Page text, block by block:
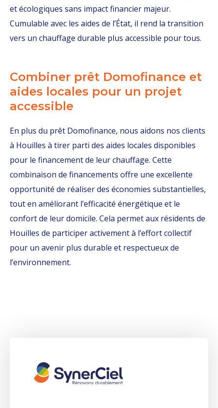
et écologiques sans impact financier majeur.
Cumulable avec les aides de l’État, il rend la transition
vers un chauffage durable plus accessible pour tous.
Combiner prêt Domofinance et
aides locales pour un projet
accessible
En plus du prêt Domofinance, nous aidons nos clients
à Houilles à tirer parti des aides locales disponibles
pour le financement de leur chauffage. Cette
combinaison de financements offre une excellente
opportunité de réaliser des économies substantielles,
tout en améliorant l’efficacité énergétique et le
confort de leur domicile. Cela permet aux résidents de
Houilles de participer activement à l’effort collectif
pour un avenir plus durable et respectueux de
l’environnement.